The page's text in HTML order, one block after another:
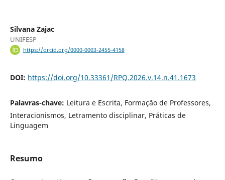
Silvana Zajac
UNIFESP
https://orcid.org/0000-0003-2455-4158
DOI: https://doi.org/10.33361/RPQ.2026.v.14.n.41.1673
Palavras-chave: Leitura e Escrita, Formação de Professores,
Interacionismos, Letramento disciplinar, Práticas de
Linguagem
Resumo